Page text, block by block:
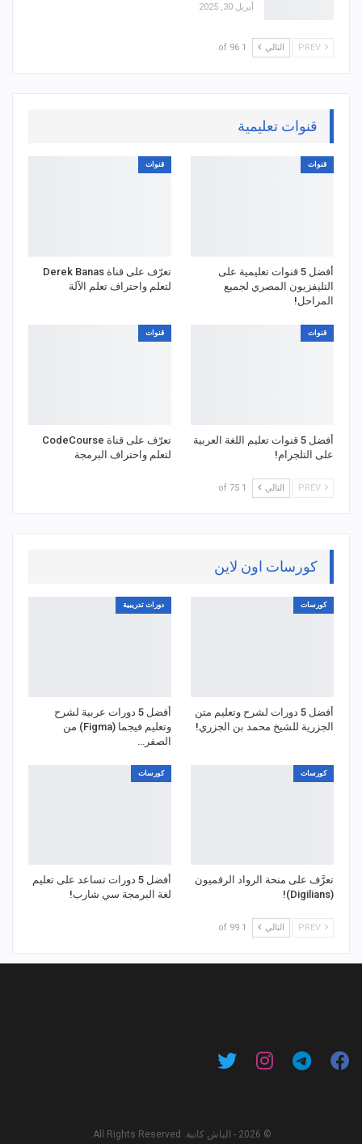
أبريل 30, 2025
التالي 1 of 96
قنوات تعليمية
قنوات
أفضل 5 قنوات تعليمية على
التليفزيون المصري لجميع
المراحل!
قنوات
تعرّف على قناة Derek Banas
لتعلم واحتراف تعلم الآلة
قنوات
أفضل 5 قنوات تعليم اللغة العربية
على التلجرام!
قنوات
تعرّف على قناة CodeCourse
لتعلم واحتراف البرمجة
التالي 1 of 75
كورسات اون لاين
كورسات
أفضل 5 دورات لشرح وتعليم متن
الجزرية للشيخ محمد بن الجزري!
دورات تدريبية
أفضل 5 دورات عربية لشرح
وتعليم فيجما (Figma) من
الصفر…
كورسات
تعرَّف على منحة الرواد الرقميون
(Digilians)!
كورسات
أفضل 5 دورات تساعد على تعليم
لغة البرمجة سي شارب!
التالي 1 of 99
© 2026 - الباش كاتبة. All Rights Reserved.